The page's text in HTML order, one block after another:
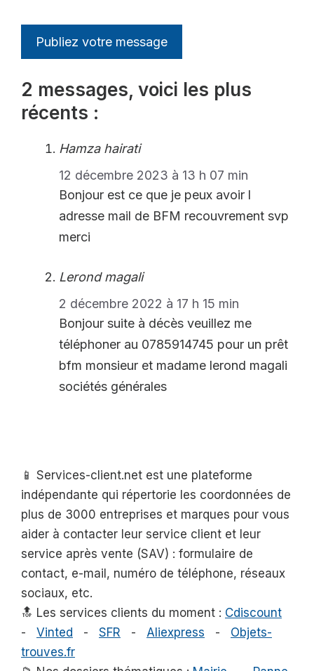
2 messages, voici les plus
récents :
Hamza hairati
12 décembre 2023 à 13 h 07 min
Bonjour est ce que je peux avoir l
adresse mail de BFM recouvrement svp
merci
Lerond magali
2 décembre 2022 à 17 h 15 min
Bonjour suite à décès veuillez me
téléphoner au 0785914745 pour un prêt
bfm monsieur et madame lerond magali
sociétés générales
📱 Services-client.net est une plateforme
indépendante qui répertorie les coordonnées de
plus de 3000 entreprises et marques pour vous
aider à contacter leur service client et leur
service après vente (SAV) : formulaire de
contact, e-mail, numéro de téléphone, réseaux
sociaux, etc.
🔝 Les services clients du moment : Cdiscount
- Vinted - SFR - Aliexpress - Objets-
trouves.fr